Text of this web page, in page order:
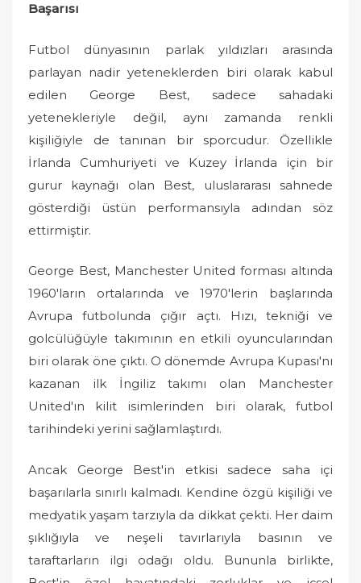
Başarısı
Futbol dünyasının parlak yıldızları arasında
parlayan nadir yeteneklerden biri olarak kabul
edilen George Best, sadece sahadaki
yetenekleriyle değil, aynı zamanda renkli
kişiliğiyle de tanınan bir sporcudur. Özellikle
İrlanda Cumhuriyeti ve Kuzey İrlanda için bir
gurur kaynağı olan Best, uluslararası sahnede
gösterdiği üstün performansıyla adından söz
ettirmiştir.
George Best, Manchester United forması altında
1960'ların ortalarında ve 1970'lerin başlarında
Avrupa futbolunda çığır açtı. Hızı, tekniği ve
golcülüğüyle takımının en etkili oyuncularından
biri olarak öne çıktı. O dönemde Avrupa Kupası'nı
kazanan ilk İngiliz takımı olan Manchester
United'ın kilit isimlerinden biri olarak, futbol
tarihindeki yerini sağlamlaştırdı.
Ancak George Best'in etkisi sadece saha içi
başarılarla sınırlı kalmadı. Kendine özgü kişiliği ve
medyatik yaşam tarzıyla da dikkat çekti. Her daim
şıklığıyla ve neşeli tavırlarıyla basının ve
taraftarların ilgi odağı oldu. Bununla birlikte,